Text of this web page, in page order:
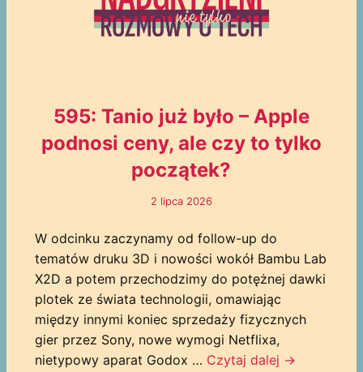
595: Tanio już było – Apple
podnosi ceny, ale czy to tylko
początek?
2 lipca 2026
W odcinku zaczynamy od follow-up do
tematów druku 3D i nowości wokół Bambu Lab
X2D a potem przechodzimy do potężnej dawki
plotek ze świata technologii, omawiając
między innymi koniec sprzedaży fizycznych
gier przez Sony, nowe wymogi Netflixa,
nietypowy aparat Godox … Czytaj dalej →